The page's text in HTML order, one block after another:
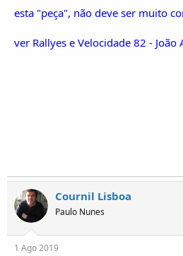
esta "peça", não deve ser muito
ver Rallyes e Velocidade 82 - João
Cournil Lisboa
Paulo Nunes
1 Ago 2019